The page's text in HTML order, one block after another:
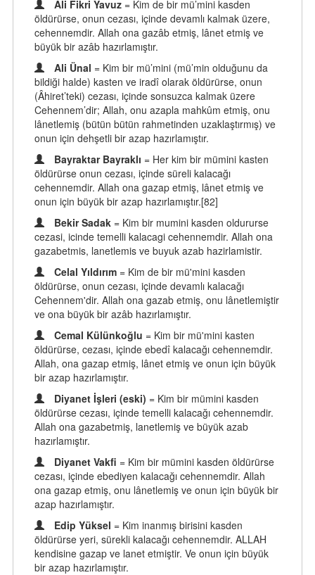
Ali Fikri Yavuz = Kim de bir mü’mini kasden
öldürürse, onun cezası, içinde devamlı kalmak üzere,
cehennemdir. Allah ona gazâb etmiş, lânet etmiş ve
büyük bir azâb hazırlamıştır.
Ali Ünal = Kim bir mü’mini (mü’min olduğunu da
bildiği halde) kasten ve iradî olarak öldürürse, onun
(Âhiret’teki) cezası, içinde sonsuzca kalmak üzere
Cehennem’dir; Allah, onu azapla mahkûm etmiş, onu
lânetlemiş (bütün bütün rahmetinden uzaklaştırmış) ve
onun için dehşetli bir azap hazırlamıştır.
Bayraktar Bayraklı = Her kim bir mümini kasten
öldürürse onun cezası, içinde süreli kalacağı
cehennemdir. Allah ona gazap etmiş, lânet etmiş ve
onun için büyük bir azap hazırlamıştır.[82]
Bekir Sadak = Kim bir mumini kasden oldururse
cezasi, icinde temelli kalacagi cehennemdir. Allah ona
gazabetmis, lanetlemis ve buyuk azab hazirlamistir.
Celal Yıldırım = Kim de bir mü'mini kasden
öldürürse, onun cezası, içinde devamlı kalacağı
Cehennem'dir. Allah ona gazab etmiş, onu lânetlemiştir
ve ona büyük bir azâb hazırlamıştır.
Cemal Külünkoğlu = Kim bir mü'mini kasten
öldürürse, cezası, içinde ebedî kalacağı cehennemdir.
Allah, ona gazap etmiş, lânet etmiş ve onun için büyük
bir azap hazırlamıştır.
Diyanet İşleri (eski) = Kim bir mümini kasden
öldürürse cezası, içinde temelli kalacağı cehennemdir.
Allah ona gazabetmiş, lanetlemiş ve büyük azab
hazırlamıştır.
Diyanet Vakfi = Kim bir mümini kasden öldürürse
cezası, içinde ebediyen kalacağı cehennemdir. Allah
ona gazap etmiş, onu lânetlemiş ve onun için büyük bir
azap hazırlamıştır.
Edip Yüksel = Kim inanmış birisini kasden
öldürürse yeri, sürekli kalacağı cehennemdir. ALLAH
kendisine gazap ve lanet etmiştir. Ve onun için büyük
bir azap hazırlamıştır.